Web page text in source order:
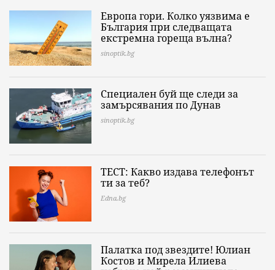
Европа гори. Колко уязвима е
България при следващата
екстремна гореща вълна?
sinoptik.bg
Специален буй ще следи за
замърсявания по Дунав
sinoptik.bg
ТЕСТ: Какво издава телефонът
ти за теб?
Edna.bg
Палатка под звездите! Юлиан
Костов и Мирела Илиева